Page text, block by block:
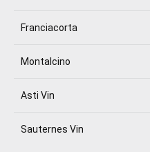
Franciacorta
Montalcino
Asti Vin
Sauternes Vin